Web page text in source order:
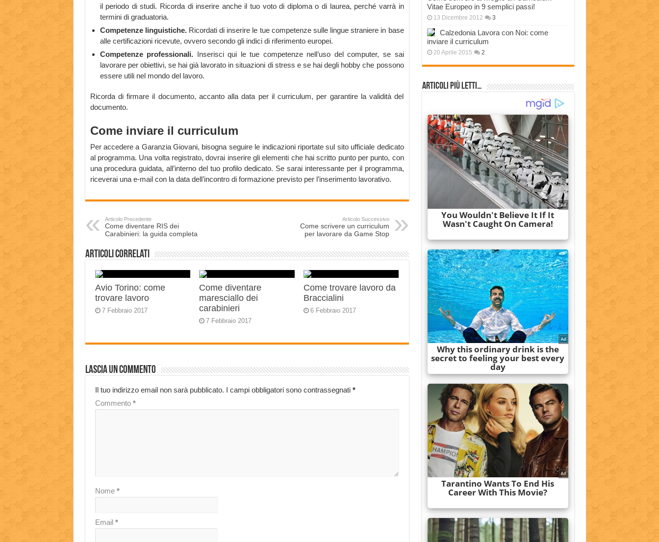
il periodo di studi. Ricorda di inserire anche il tuo voto di diploma o di laurea, perché varrà in
termini di graduatoria.
Competenze linguistiche.Ricordati di inserire le tue competenze sulle lingue straniere in base
alle certificazioni ricevute, ovvero secondo gli indici di riferimento europei.
Competenze professionali. Inserisci qui le tue competenze nell’uso del computer, se sai
lavorare per obiettivi, se hai già lavorato in situazioni di stress e se hai degli hobby che possono
essere utili nel mondo del lavoro.
Ricorda di firmare il documento, accanto alla data per il curriculum, per garantire la validità del
documento.
Come inviare il curriculum
Per accedere a Garanzia Giovani, bisogna seguire le indicazioni riportate sul sito ufficiale dedicato
al programma. Una volta registrato, dovrai inserire gli elementi che hai scritto punto per punto, con
una procedura guidata, all’interno del tuo profilo dedicato. Se sarai interessante per il programma,
riceverai una e-mail con la data dell’incontro di formazione previsto per l’inserimento lavorativo.
Articolo Precedente
Come diventare RIS dei
Carabinieri: la guida completa
Articolo Successivo
Come scrivere un curriculum
per lavorare da Game Stop
Articoli correlati
Avio Torino: come
trovare lavoro
7 Febbraio 2017
Come diventare
maresciallo dei
carabinieri
7 Febbraio 2017
Come trovare lavoro da
Braccialini
6 Febbraio 2017
Lascia un commento
Il tuo indirizzo email non sarà pubblicato. I campi obbligatori sono contrassegnati *
Commento *
Nome *
Email *
Vitae Europeo in 9 semplici passi!
13 Dicembre 2012 3
Calzedonia Lavora con Noi: come
inviare il curriculum
20 Aprile 2015 2
Articoli più Letti…